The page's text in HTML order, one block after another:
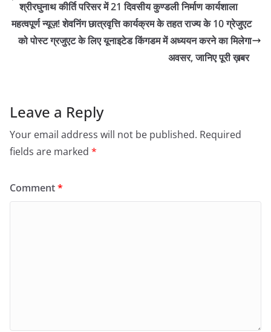
श्रीरघुनाथ कीर्ति परिसर में 21 दिवसीय कुण्डली निर्माण कार्यशाला
महत्वपूर्ण न्यूज़! शेवनिंग छात्रवृत्ति कार्यक्रम के तहत राज्य के 10 ग्रेजुएट
को पोस्ट ग्रजुएट के लिए यूनाइटेड किंगडम में अध्ययन करने का मिलेगा
अवसर, जानिए पूरी ख़बर
Leave a Reply
Your email address will not be published. Required
fields are marked *
Comment*